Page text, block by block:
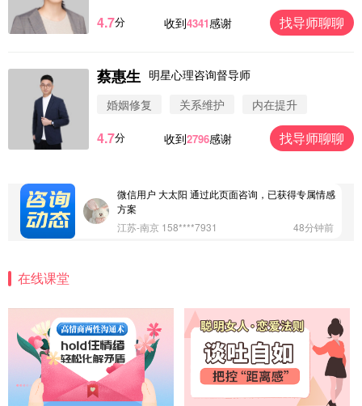
4.7分 收到4341感谢 找导师聊聊
蔡惠生 明星心理咨询督导师
婚姻修复
关系维护 内在提升
4.7分 收到2796感谢 找导师聊聊
微信用户 圆圈 通过此页面咨询，已获得专属情感方
案
微信用户 Vnno 通过此页面咨询，已获得专属情感方
微信用户 大太阳 通过此页面咨询，已获得专属情感
方案
江苏-南京 158****7931
48分钟前
情感方案
北京-朝阳 151****3189
22分钟前
微信用户 巧?媚儿 通过此页面咨询，已获得专属情感
方案
上海-浦东 177****9074
56分钟前
在线课堂